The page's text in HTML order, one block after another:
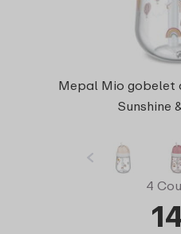
Mepal Mio gobelet
Sunshine
4